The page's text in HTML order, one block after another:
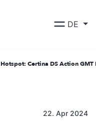
DE
Hotspot: Certina DS Action
22. Apr 2024